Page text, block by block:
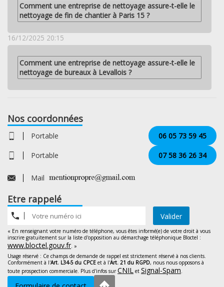
Comment une entreprise de nettoyage assure-t-elle le
nettoyage de fin de chantier à Paris 15 ?
16/12/2025 20:15
Comment une entreprise de nettoyage assure-t-elle le
nettoyage de bureaux à Levallois ?
Nos coordonnées
Portable 06 05 73 59 45
Portable 07 58 36 26 34
Mail
Etre rappelé
Valider
« En renseignant votre numéro de téléphone, vous êtes informé(e) de votre droit à vous
inscrire gratuitement sur la liste d'opposition au démarchage téléphonique Bloctel :
www.bloctel.gouv.fr. »
Usage réservé : Ce champs de demande de rappel est strictement réservé à nos clients.
Conformément à l'Art. L34-5 du CPCE et à l'Art. 21 du RGPD, nous nous opposons à
toute prospection commerciale. Plus d'infos surCNIL et Signal-Spam.